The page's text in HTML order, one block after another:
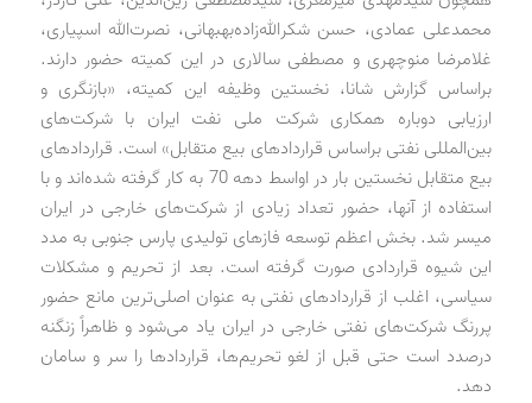
محمدعلی عمادی، حسن شکرالله‌زاده‌بهبهانی، نصرت‌الله اسپیاری،
غلامرضا منوچهری و مصطفی سالاری در این کمیته حضور دارند.
براساس گزارش شانا، نخستین وظیفه این کمیته، «بازنگری و
ارزیابی دوباره همکاری شرکت ملی نفت ایران با شرکت‌های
بین‌المللی نفتی براساس قراردادهای بیع متقابل» است. قراردادهای
بیع متقابل نخستین بار در اواسط دهه 70 به کار گرفته شده‌اند و با
استفاده از آنها، حضور تعداد زیادی از شرکت‌های خارجی در ایران
میسر شد. بخش اعظم توسعه فازهای تولیدی پارس جنوبی به مدد
این شیوه قراردادی صورت گرفته است. بعد از تحریم و مشکلات
سیاسی، اغلب از قراردادهای نفتی به عنوان اصلی‌ترین مانع حضور
پررنگ شرکت‌های نفتی خارجی در ایران یاد می‌شود و ظاهراً زنگنه
درصدد است حتی قبل از لغو تحریم‌ها، قراردادها را سر و سامان
دهد.